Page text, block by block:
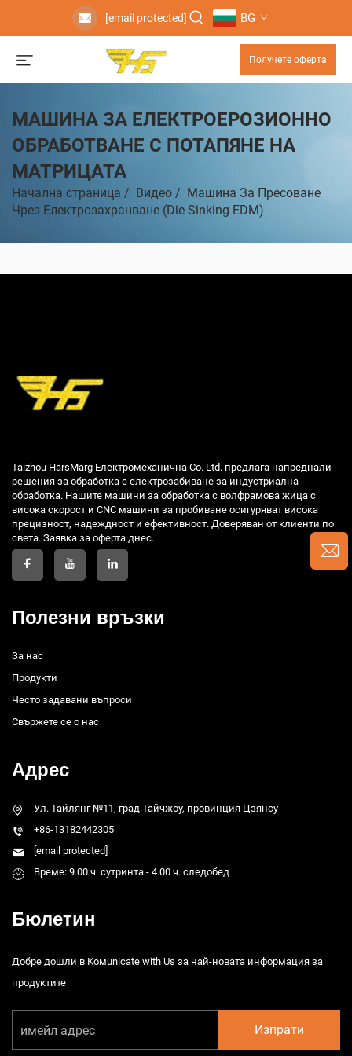
[email protected] BG
Получете оферта
МАШИНА ЗА ЕЛЕКТРОЕРОЗИОННО
ОБРАБОТВАНЕ С ПОТАПЯНЕ НА
МАТРИЦАТА
Начална страница / Видео / Машина За Пресоване
Чрез Електрозахранване (Die Sinking EDM)
Taizhou HarsMarg Електромеханична Co. Ltd. предлага напреднали
решения за обработка с електрозабиване за индустриална
обработка. Нашите машини за обработка с волфрамова жица с
висока скорост и CNC машини за пробиване осигуряват висока
прецизност, надеждност и ефективност. Доверяван от клиенти по
света. Заявка за оферта днес.
Полезни връзки
За нас
Продукти
Често задавани въпроси
Свържете се с нас
Адрес
Ул. Тайлянг №11, град Тайчжоу, провинция Цзянсу
+86-13182442305
[email protected]
Време: 9.00 ч. сутринта - 4.00 ч. следобед
Бюлетин
Добре дошли в Комunicate with Us за най-новата информация за
продуктите
Изпрати